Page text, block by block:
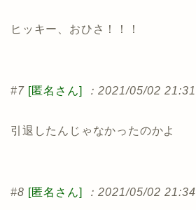
ヒッキー、おひさ！！！
#7 [匿名さん] ：2021/05/02 21:31
引退したんじゃなかったのかよ
#8 [匿名さん] ：2021/05/02 21:34